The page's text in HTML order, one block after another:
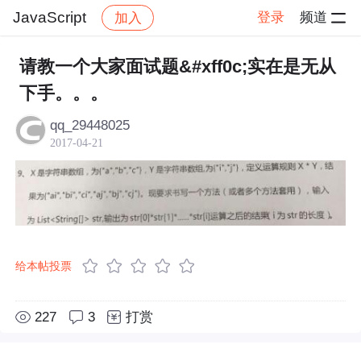
JavaScript 加入 登录 频道
社区 JavaScript 帖子详情
请教一个大家面试题&#xff0c;实在是无从
下手。。。
qq_29448025
2017-04-21
给本帖投票
227 3 打赏